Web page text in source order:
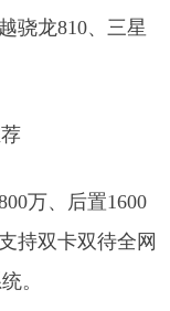
骁龙810、三星
万、后置1600
持双卡双待全网
。